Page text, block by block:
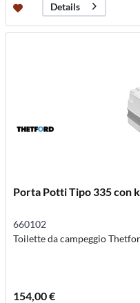
Details
Porta Potti Tipo 335 con
660102
Toilette da campeggio
154,00 €